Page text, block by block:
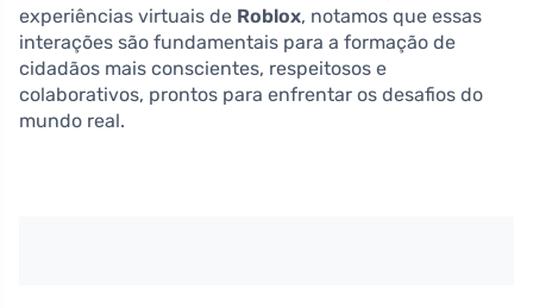
experiências virtuais de Roblox, notamos que essas
interações são fundamentais para a formação de
cidadãos mais conscientes, respeitosos e
colaborativos, prontos para enfrentar os desafios do
mundo real.